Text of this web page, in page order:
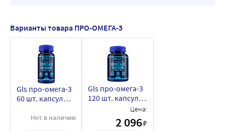
Варианты товара ПРО-ОМЕГА-3
Gls про-омега-3
60 шт. капсулы
Нет в наличии
Gls про-омега-3
120 шт. капсулы
массой 700 мгЦена:
2 096₽